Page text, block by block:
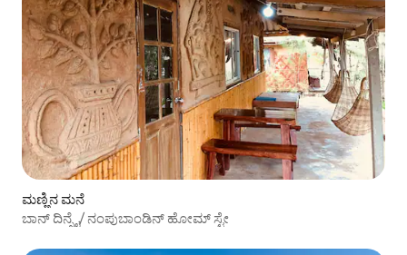
ಮಣ್ಣಿನ ಮನೆ
ಬಾನ್ ದಿನ್ಸೈ/ ನಂಪುಬಾಂಡಿನ್ ಹೋಮ್ ‌ಸ್ಟೇ